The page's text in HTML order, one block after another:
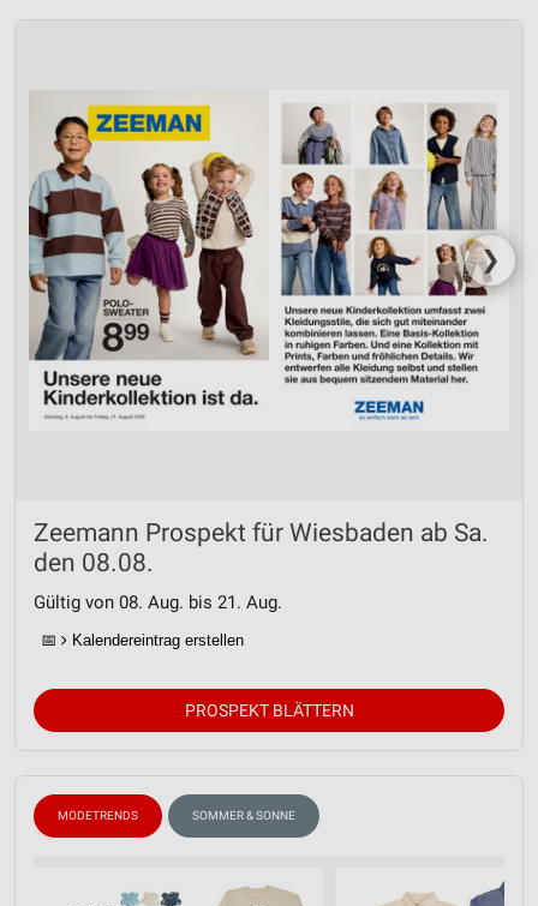
❯
Zeemann Prospekt für Wiesbaden ab Sa.
den 08.08.
Gültig von 08. Aug. bis 21. Aug.
📅 Kalendereintrag erstellen
PROSPEKT BLÄTTERN
MODETRENDS SOMMER & SONNE